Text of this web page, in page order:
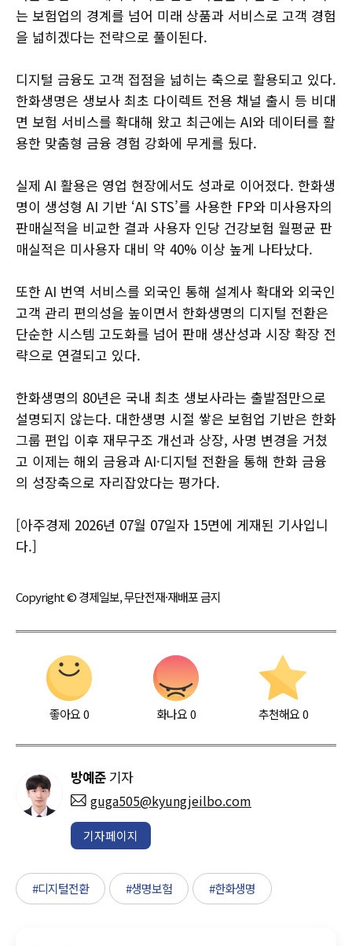
는 보험업의 경계를 넘어 미래 상품과 서비스로 고객 경험
을 넓히겠다는 전략으로 풀이된다.
디지털 금융도 고객 접점을 넓히는 축으로 활용되고 있다.
한화생명은 생보사 최초 다이렉트 전용 채널 출시 등 비대
면 보험 서비스를 확대해 왔고 최근에는 AI와 데이터를 활
용한 맞춤형 금융 경험 강화에 무게를 뒀다.
실제 AI 활용은 영업 현장에서도 성과로 이어졌다. 한화생
명이 생성형 AI 기반 ‘AI STS’를 사용한 FP와 미사용자의
판매실적을 비교한 결과 사용자 인당 건강보험 월평균 판
매실적은 미사용자 대비 약 40% 이상 높게 나타났다.
또한 AI 번역 서비스를 외국인 통해 설계사 확대와 외국인
고객 관리 편의성을 높이면서 한화생명의 디지털 전환은
단순한 시스템 고도화를 넘어 판매 생산성과 시장 확장 전
략으로 연결되고 있다.
한화생명의 80년은 국내 최초 생보사라는 출발점만으로
설명되지 않는다. 대한생명 시절 쌓은 보험업 기반은 한화
그룹 편입 이후 재무구조 개선과 상장, 사명 변경을 거쳤
고 이제는 해외 금융과 AI·디지털 전환을 통해 한화 금융
의 성장축으로 자리잡았다는 평가다.
[아주경제 2026년 07월 07일자 15면에 게재된 기사입니
다.]
Copyright © 경제일보, 무단전재·재배포 금지
좋아요0 화나요0 추천해요 0
방예준 기자
guga505@kyungjeilbo.com
기자페이지
#디지털전환 #생명보험 #한화생명